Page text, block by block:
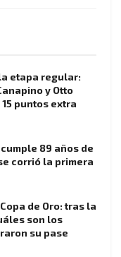
etapa regular:
y Otto
puntos extra
89 años de
corrió la primera
de Oro: tras la
son los
su pase